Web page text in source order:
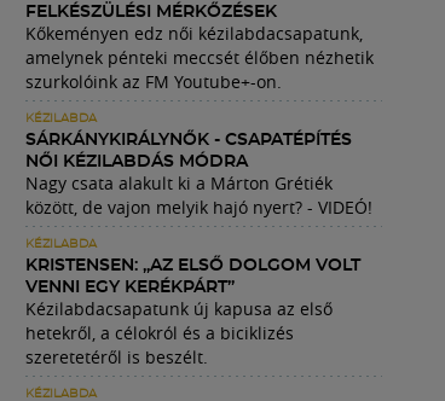
FELKÉSZÜLÉSI MÉRKŐZÉSEK
Kőkeményen edz női kézilabdacsapatunk,
amelynek pénteki meccsét élőben nézhetik
szurkolóink az FM Youtube+-on.
KÉZILABDA
SÁRKÁNYKIRÁLYNŐK - CSAPATÉPÍTÉS
NŐI KÉZILABDÁS MÓDRA
Nagy csata alakult ki a Márton Grétiék
között, de vajon melyik hajó nyert? - VIDEÓ!
KÉZILABDA
KRISTENSEN: „AZ ELSŐ DOLGOM VOLT
VENNI EGY KERÉKPÁRT”
Kézilabdacsapatunk új kapusa az első
hetekről, a célokról és a biciklizés
szeretetéről is beszélt.
KÉZILABDA